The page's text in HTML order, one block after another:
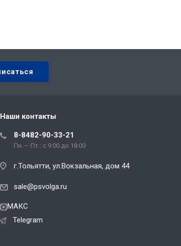
Наши контакты
8-8482-90-33-21
Пн. – Пт.: с 9:00 до 18:00
г.Тольятти, ул.Вокзальная, дом 44
sale@psvolga.ru
МАКС
Telegram